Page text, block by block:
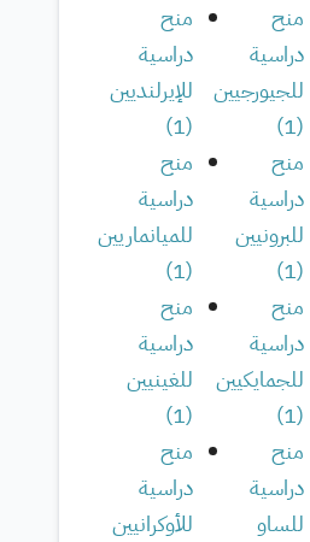
منح
دراسية
للجيورجيين
(
1
)
منح
دراسية
للإيرلنديين
(
1
)
منح
دراسية
للبرونيين
(
1
)
منح
دراسية
للميانماريين
(
1
)
منح
دراسية
للجمايكيين
(
1
)
منح
دراسية
للغينيين
(
1
)
منح
دراسية
للساو
منح
دراسية
للأوكرانيين